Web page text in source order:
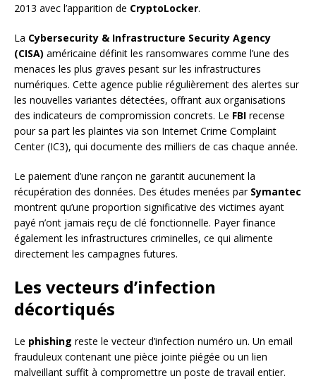
2013 avec l’apparition de CryptoLocker.
La Cybersecurity & Infrastructure Security Agency
(CISA) américaine définit les ransomwares comme l’une des
menaces les plus graves pesant sur les infrastructures
numériques. Cette agence publie régulièrement des alertes sur
les nouvelles variantes détectées, offrant aux organisations
des indicateurs de compromission concrets. Le FBI recense
pour sa part les plaintes via son Internet Crime Complaint
Center (IC3), qui documente des milliers de cas chaque année.
Le paiement d’une rançon ne garantit aucunement la
récupération des données. Des études menées par Symantec
montrent qu’une proportion significative des victimes ayant
payé n’ont jamais reçu de clé fonctionnelle. Payer finance
également les infrastructures criminelles, ce qui alimente
directement les campagnes futures.
Les vecteurs d’infection
décortiqués
Le phishing reste le vecteur d’infection numéro un. Un email
frauduleux contenant une pièce jointe piégée ou un lien
malveillant suffit à compromettre un poste de travail entier.